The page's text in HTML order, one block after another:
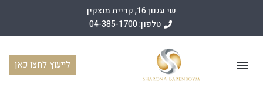
שי עגנון 16, קריית מוצקין
טלפון: 04-385-1700
לייעוץ לחצו כאן